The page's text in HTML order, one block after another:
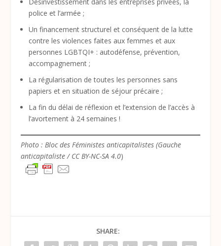
Désinvestissement dans les entreprises privées, la
police et l’armée ;
Un financement structurel et conséquent de la lutte
contre les violences faites aux femmes et aux
personnes LGBTQI+ : autodéfense, prévention,
accompagnement ;
La régularisation de toutes les personnes sans
papiers et en situation de séjour précaire ;
La fin du délai de réflexion et l’extension de l’accès à
l’avortement à 24 semaines !
Photo : Bloc des Féministes anticapitalistes (Gauche
anticapitaliste / CC BY-NC-SA 4.0)
SHARE: